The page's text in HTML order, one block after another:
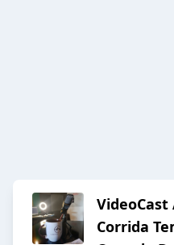
VideoCast
Corrida